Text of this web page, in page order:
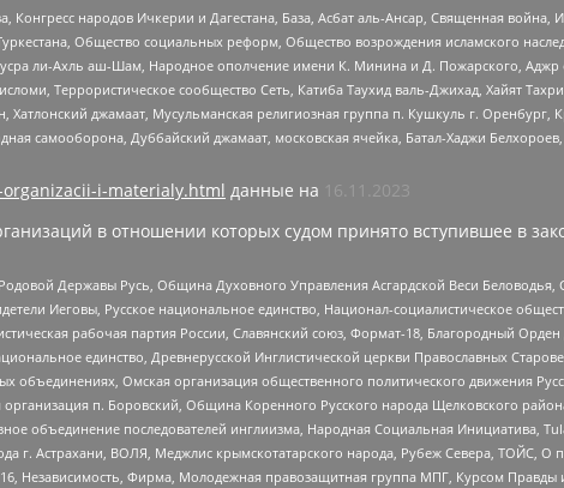
народов Ичкерии и Дагестана, База, Асбат аль-Ансар, Священная война,
Общество социальных реформ, Общество возрождения исламского
ли-Ахль аш-Шам, Народное ополчение имени К. Минина и Д. Пожарского,
Террористическое сообщество Сеть, Катиба Таухид валь-Джихад, Хайят
Хатлонский джамаат, Мусульманская религиозная группа п. Кушкуль г.
самооборона, Дуббайский джамаат, московская ячейка, Батал-Хаджи
i-materialy.html данные на
16.11.2023
в отношении которых судом принято вступившее в
Державы Русь, Община Духовного Управления Асгардской Веси
Иеговы, Русское национальное единство, Национал-социалистическое
рабочая партия России, Славянский союз, Формат-18, Благородный
единство, Древнерусской Инглистической церкви Православных
объединениях, Омская организация общественного политического движения
п. Боровский, Община Коренного Русского народа Щелковского
объединение последователей инглиизма, Народная Социальная Инициатива,
Астрахани, ВОЛЯ, Меджлис крымскотатарского народа, Рубеж Севера, ТОЙС, О
Независимость, Фирма, Молодежная правозащитная группа МПГ, Курсом Правды